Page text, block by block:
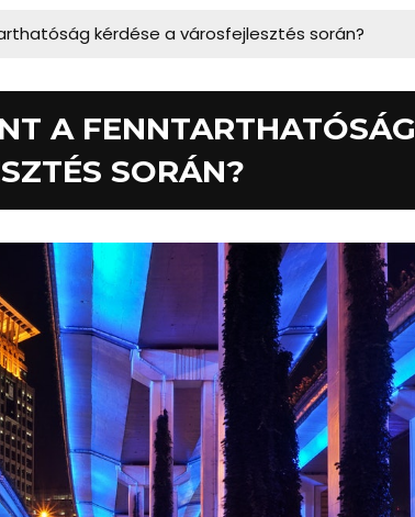
kérdése a városfejlesztés során?
A FENNTARTHATÓSÁG
SORÁN?